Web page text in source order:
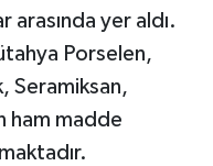
arasında yer aldı.
Porselen,
Seramiksan,
ham madde